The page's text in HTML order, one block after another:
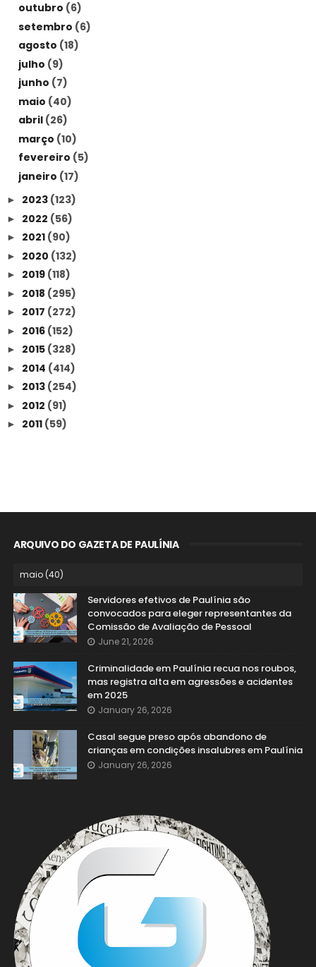
outubro (6)
setembro (6)
agosto (18)
julho (9)
junho (7)
maio (40)
abril (26)
março (10)
fevereiro (5)
janeiro (17)
► 2023 (123)
► 2022 (56)
► 2021 (90)
► 2020 (132)
► 2019 (118)
► 2018 (295)
► 2017 (272)
► 2016 (152)
► 2015 (328)
► 2014 (414)
► 2013 (254)
► 2012 (91)
► 2011 (59)
ARQUIVO DO GAZETA DE PAULÍNIA
Servidores efetivos de Paulínia são
convocados para eleger representantes da
Comissão de Avaliação de Pessoal
June 21, 2026
Criminalidade em Paulínia recua nos roubos,
mas registra alta em agressões e acidentes
em 2025
January 26, 2026
Casal segue preso após abandono de
crianças em condições insalubres em Paulínia
January 26, 2026